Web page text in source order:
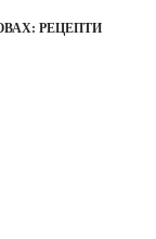
РЕЦЕПТИ